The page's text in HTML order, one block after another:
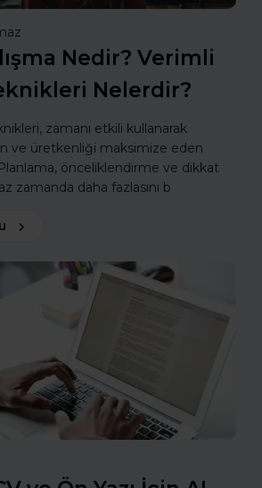
Nedir? Verimli
Nelerdir?
zamanı etkili kullanarak
ve üretkenliği maksimize eden
önceliklendirme ve dikkat
zamanda daha fazlasını b